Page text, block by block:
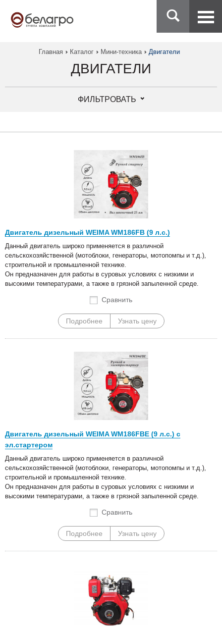
Главная Каталог Мини-техника Двигатели
ДВИГАТЕЛИ
ФИЛЬТРОВАТЬ
Двигатель дизельный WEIMA WM186FB (9 л.с.)
Данный двигатель широко применяется в различной
сельскохозяйственной (мотоблоки, генераторы, мотопомпы и т.д.),
строительной и промышленной технике.
Он предназначен для работы в суровых условиях с низкими и
высокими температурами, а также в грязной запыленной среде.
Сравнить
Подробнее Узнать цену
Двигатель дизельный WEIMA WM186FBE (9 л.с.) с
эл.стартером
Данный двигатель широко применяется в различной
сельскохозяйственной (мотоблоки, генераторы, мотопомпы и т.д.),
строительной и промышленной технике.
Он предназначен для работы в суровых условиях с низкими и
высокими температурами, а также в грязной запыленной среде.
Сравнить
Подробнее Узнать цену